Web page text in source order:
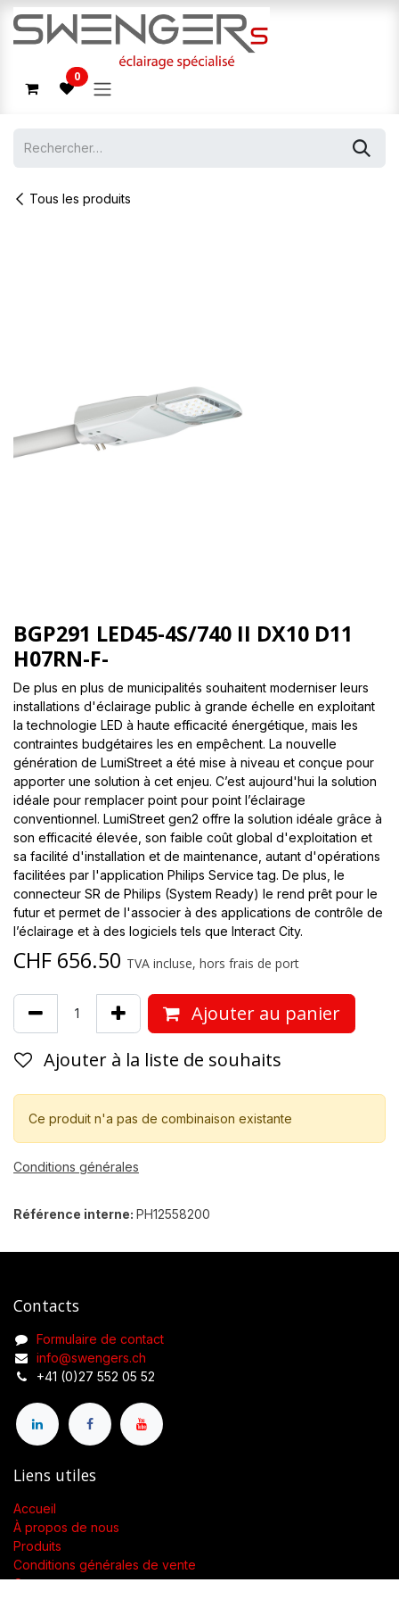
Se rendre au contenu
0
Tous les produits
BGP291 LED45-4S/740 II DX10 D11
H07RN-F-
De plus en plus de municipalités souhaitent moderniser leurs
installations d'éclairage public à grande échelle en exploitant
la technologie LED à haute efficacité énergétique, mais les
contraintes budgétaires les en empêchent. La nouvelle
génération de LumiStreet a été mise à niveau et conçue pour
apporter une solution à cet enjeu. C’est aujourd'hui la solution
idéale pour remplacer point pour point l’éclairage
conventionnel. LumiStreet gen2 offre la solution idéale grâce à
son efficacité élevée, son faible coût global d'exploitation et
sa facilité d'installation et de maintenance, autant d'opérations
facilitées par l'application Philips Service tag. De plus, le
connecteur SR de Philips (System Ready) le rend prêt pour le
futur et permet de l'associer à des applications de contrôle de
l’éclairage et à des logiciels tels que Interact City.
CHF 656.50 TVA incluse, hors frais de port
Ajouter au panier
Ajouter à la liste de souhaits
Ce produit n'a pas de combinaison existante
Conditions générales
Référence interne: PH12558200
Contacts
Formulaire de contact
info@swengers.ch
+41 (0)27 552 05 52
Liens utiles
Accueil
À propos de nous
Produits
Conditions générales de vente
Contactez-nous